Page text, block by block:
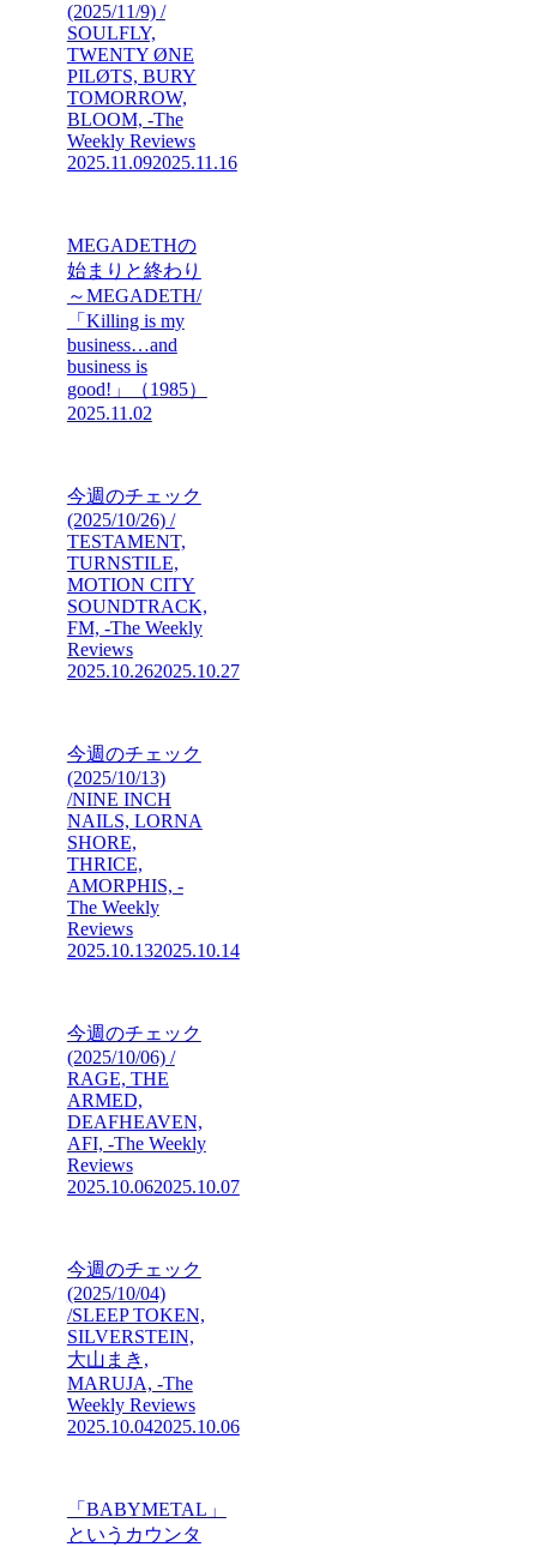
(2025/11/9) /
SOULFLY,
TWENTY ØNE
PILØTS, BURY
TOMORROW,
BLOOM, -The
Weekly Reviews
2025.11.092025.11.16
MEGADETHの
始まりと終わり
～MEGADETH/
「Killing is my
business…and
business is
good!」（1985）
2025.11.02
今週のチェック
(2025/10/26) /
TESTAMENT,
TURNSTILE,
MOTION CITY
SOUNDTRACK,
FM, -The Weekly
Reviews
2025.10.262025.10.27
今週のチェック
(2025/10/13)
/NINE INCH
NAILS, LORNA
SHORE,
THRICE,
AMORPHIS, -
The Weekly
Reviews
2025.10.132025.10.14
今週のチェック
(2025/10/06) /
RAGE, THE
ARMED,
DEAFHEAVEN,
AFI, -The Weekly
Reviews
2025.10.062025.10.07
今週のチェック
(2025/10/04)
/SLEEP TOKEN,
SILVERSTEIN,
大山まき,
MARUJA, -The
Weekly Reviews
2025.10.042025.10.06
「BABYMETAL」
というカウンタ